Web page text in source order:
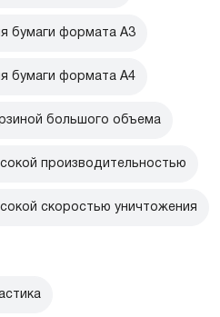
бумаги формата А3
бумаги формата А4
большого объема
производительностью
скоростью уничтожения